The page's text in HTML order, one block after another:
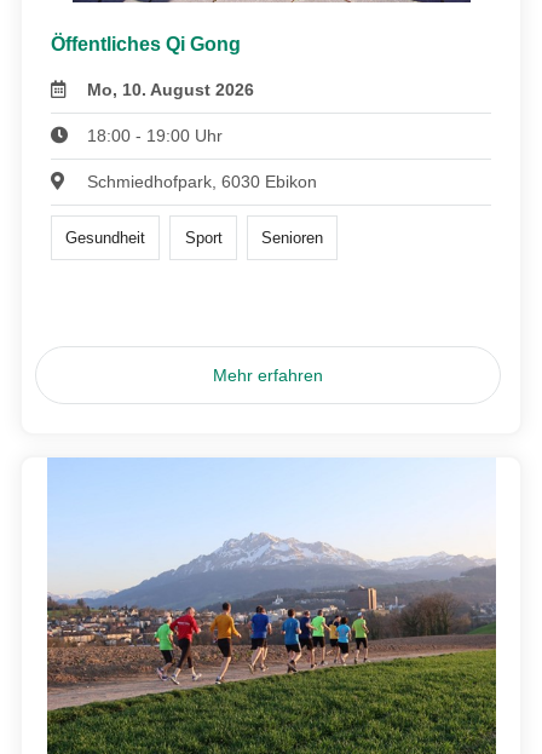
Öffentliches Qi Gong
Mo, 10. August 2026
18:00 - 19:00 Uhr
Schmiedhofpark, 6030 Ebikon
Gesundheit Sport Senioren
Mehr erfahren